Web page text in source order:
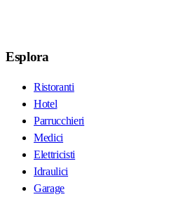
Esplora
Ristoranti
Hotel
Parrucchieri
Medici
Elettricisti
Idraulici
Garage